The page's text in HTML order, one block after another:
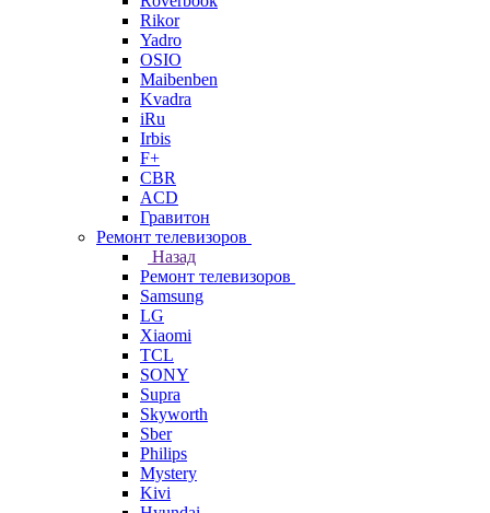
Rikor
Yadro
OSIO
Maibenben
Kvadra
iRu
Irbis
F+
CBR
ACD
Гравитон
Ремонт телевизоров
Назад
Ремонт телевизоров
Samsung
LG
Xiaomi
TCL
SONY
Supra
Skyworth
Sber
Philips
Mystery
Kivi